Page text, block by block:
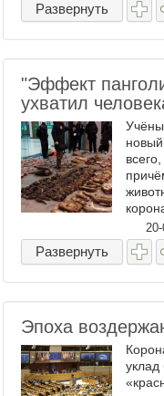
Развернуть
"Эффект
ухватил
рода
Развернуть
Эпоха
уклад